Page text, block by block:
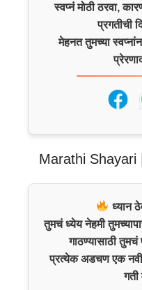
स्वप्नं मोठी ठरवा,
प्रगतीची
मेहनत तुमच्या
Marathi Shayari
ध्यान
तुमचं ध्येय नेहमी
गाठण्यासाठी
प्रत्येक अडचण एक
गती